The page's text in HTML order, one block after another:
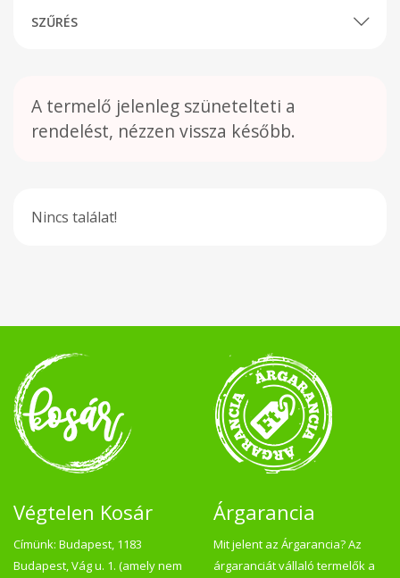
SZŰRÉS
A termelő jelenleg szünetelteti a
rendelést, nézzen vissza később.
Nincs találat!
Végtelen Kosár
Címünk: Budapest, 1183
Budapest, Vág u. 1. (amely nem
Árgarancia
Mit jelent az Árgarancia? Az
árgaranciát vállaló termelők a